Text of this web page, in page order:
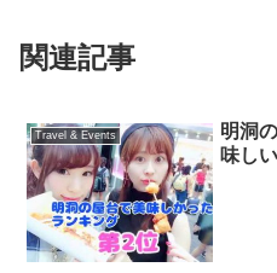
関連記事
Travel & Events
明洞
味し